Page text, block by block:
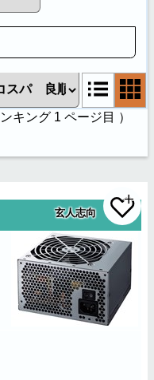
キング 1 ページ目 ）
玄人志向